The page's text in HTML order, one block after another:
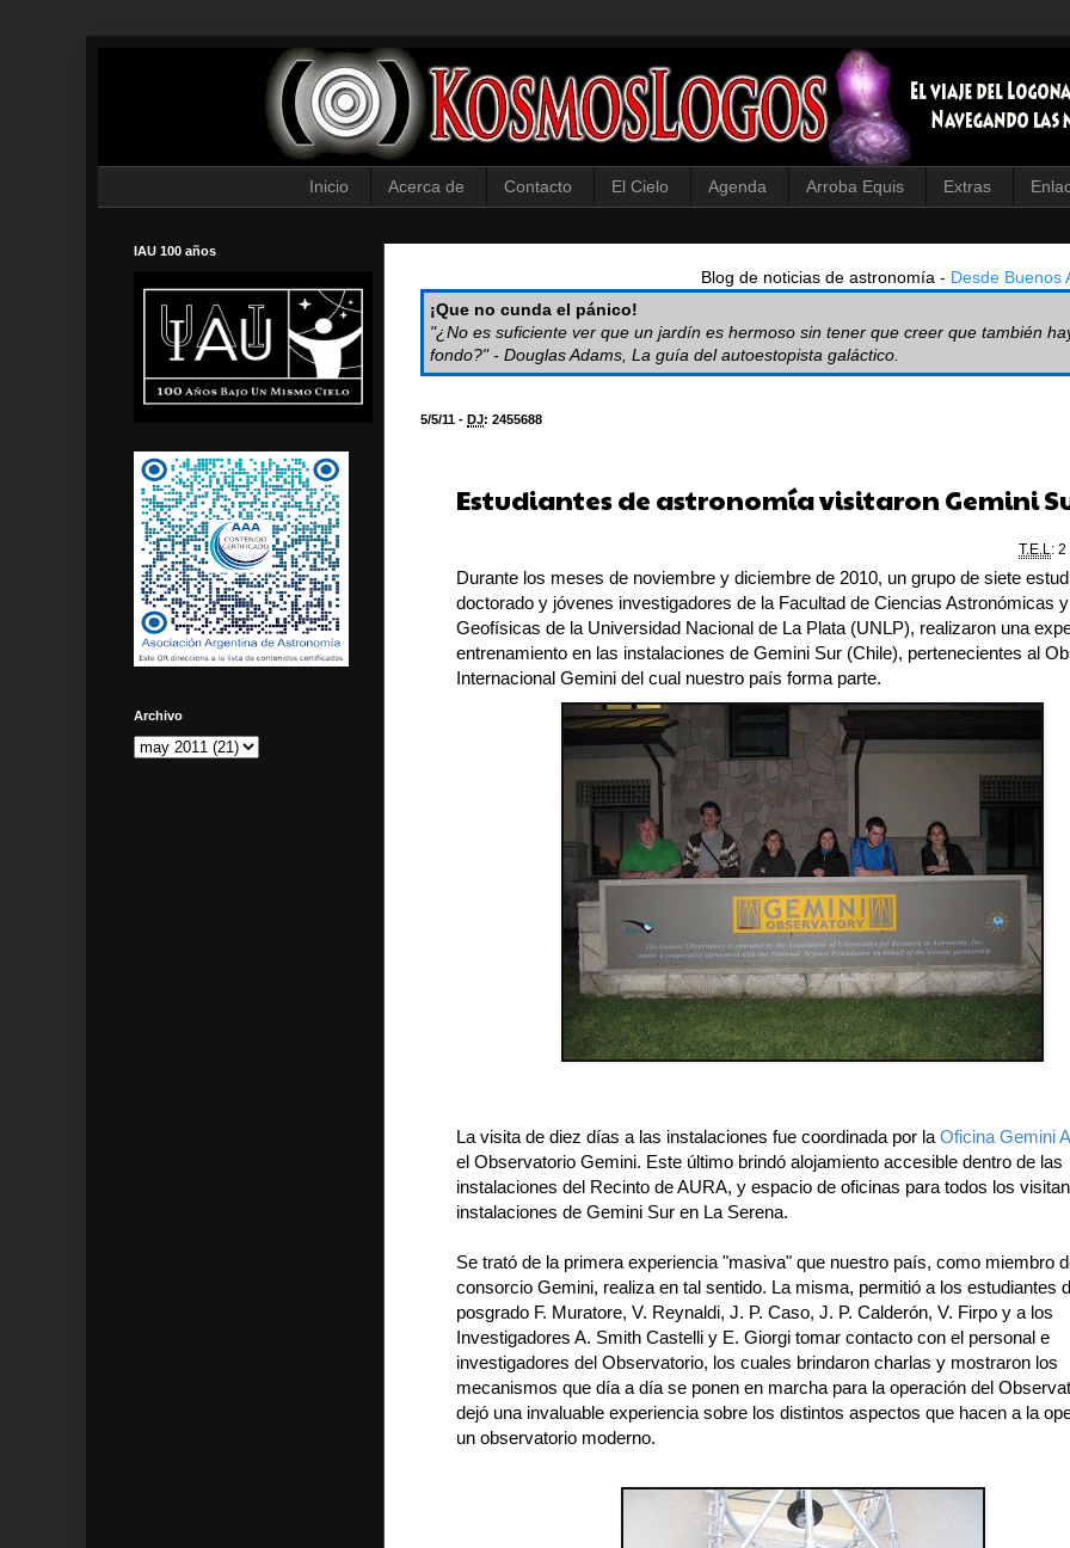
Inicio Acerca de Contacto El Cielo Agenda Arroba Equis Extras
Blog de noticias de astronomía - Desde Buenos
¡Que no cunda el pánico!
"¿No es suficiente ver que un jardín es hermoso sin tener que creer que también
fondo?" - Douglas Adams, La guía del autoestopista galáctico.
5/5/11 - DJ: 2455688
Estudiantes de astronomía visitaron Gemini
T.E.L:
Durante los meses de noviembre y diciembre de 2010, un grupo de siete
doctorado y jóvenes investigadores de la Facultad de Ciencias Astronómicas y
Geofísicas de la Universidad Nacional de La Plata (UNLP), realizaron una
entrenamiento en las instalaciones de Gemini Sur (Chile), pertenecientes al
Internacional Gemini del cual nuestro país forma parte.
La visita de diez días a las instalaciones fue coordinada por la Oficina Gemini
el Observatorio Gemini. Este último brindó alojamiento accesible dentro de las
instalaciones del Recinto de AURA, y espacio de oficinas para todos los
instalaciones de Gemini Sur en La Serena.
Se trató de la primera experiencia "masiva" que nuestro país, como miembro
consorcio Gemini, realiza en tal sentido. La misma, permitió a los estudiantes
posgrado F. Muratore, V. Reynaldi, J. P. Caso, J. P. Calderón, V. Firpo y a los
Investigadores A. Smith Castelli y E. Giorgi tomar contacto con el personal e
investigadores del Observatorio, los cuales brindaron charlas y mostraron los
mecanismos que día a día se ponen en marcha para la operación del
dejó una invaluable experiencia sobre los distintos aspectos que hacen a la
un observatorio moderno.
IAU 100 años
Archivo